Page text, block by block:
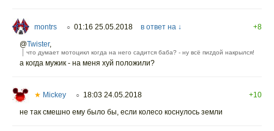
montrs ○ 01:16 25.05.2018 в ответ на ↓
+8
@Twister,
что думает мотоцикл когда на него садится баба? - ну всё пиzдой накрылся!
а когда мужик - на меня хуй положили?
★ Mickey ○ 18:03 24.05.2018
+10
не так смешно ему было бы, если колесо коснулось земли